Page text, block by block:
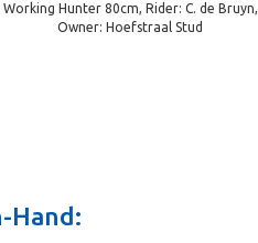
Working Hunter 80cm, Rider: C. de Bruyn,
Owner: Hoefstraal Stud
Hand: